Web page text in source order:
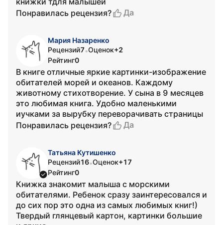
Понравилась рецензия?
Да
Мария Назаренко
Рецензий7•Оценок+2
Рейтинг0
В книге отличные яркие картинки-изображение
обитателей морей и океанов. Каждому
животному стихотворение. У сына в 9 месяцев
это любимая книга. Удобно маленькими
иучками за вырубку переворачивать страницы
Понравилась рецензия?
Да
Татьяна Кутишенко
Рецензий16•Оценок+17
Рейтинг0
Книжка знакомит малыша с морскими
обитателями. Ребенок сразу заинтересовался и
до сих пор это одна из самых любимых книг!)
Твердый глянцевый картон, картинки большие